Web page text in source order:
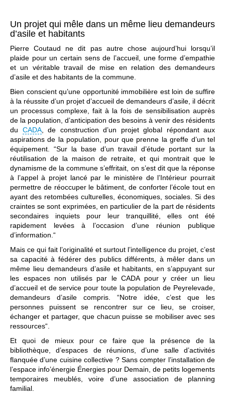
Un projet qui mêle dans un même lieu demandeurs
d’asile et habitants
Pierre Coutaud ne dit pas autre chose aujourd’hui lorsqu’il
plaide pour un certain sens de l’accueil, une forme d’empathie
et un véritable travail de mise en relation des demandeurs
d’asile et des habitants de la commune.
Bien conscient qu’une opportunité immobilière est loin de suffire
à la réussite d’un projet d’accueil de demandeurs d’asile, il décrit
un processus complexe, fait à la fois de sensibilisation auprès
de la population, d’anticipation des besoins à venir des résidents
du CADA, de construction d’un projet global répondant aux
aspirations de la population, pour que prenne la greffe d’un tel
équipement. “Sur la base d’un travail d’étude portant sur la
réutilisation de la maison de retraite, et qui montrait que le
dynamisme de la commune s’effritait, on s’est dit que la réponse
à l’appel à projet lancé par le ministère de l’Intérieur pourrait
permettre de réoccuper le bâtiment, de conforter l’école tout en
ayant des retombées culturelles, économiques, sociales. Si des
craintes se sont exprimées, en particulier de la part de résidents
secondaires inquiets pour leur tranquillité, elles ont été
rapidement levées à l’occasion d’une réunion publique
d’information.“
Mais ce qui fait l’originalité et surtout l’intelligence du projet, c’est
sa capacité à fédérer des publics différents, à mêler dans un
même lieu demandeurs d’asile et habitants, en s’appuyant sur
les espaces non utilisés par le CADA pour y créer un lieu
d’accueil et de service pour toute la population de Peyrelevade,
demandeurs d’asile compris. “Notre idée, c’est que les
personnes puissent se rencontrer sur ce lieu, se croiser,
échanger et partager, que chacun puisse se mobiliser avec ses
ressources“.
Et quoi de mieux pour ce faire que la présence de la
bibliothèque, d’espaces de réunions, d’une salle d’activités
flanquée d’une cuisine collective ? Sans compter l’installation de
l’espace info’énergie Énergies pour Demain, de petits logements
temporaires meublés, voire d’une association de planning
familial.